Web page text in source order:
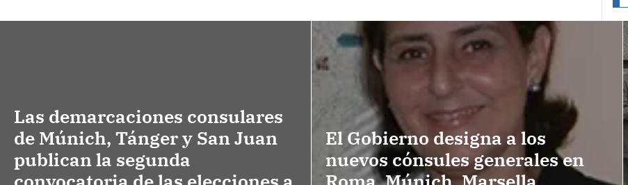
Las demarcaciones consulares
de Múnich, Tánger y San Juan
publican la segunda
El Gobierno designa a los
nuevos cónsules generales en